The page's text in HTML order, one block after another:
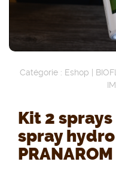
Catégorie : Eshop
Kit 2 sprays
spray
PRANAROM